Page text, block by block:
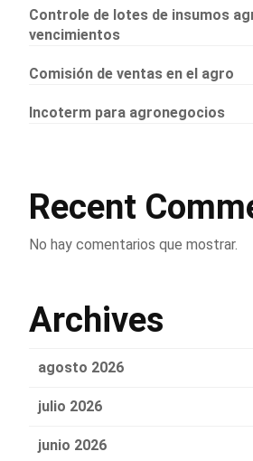
Controle de lotes de insumos
vencimientos
Comisión de ventas en el agro
Incoterm para agronegocios
Recent
No hay comentarios que mostrar.
Archives
agosto 2026
julio 2026
junio 2026